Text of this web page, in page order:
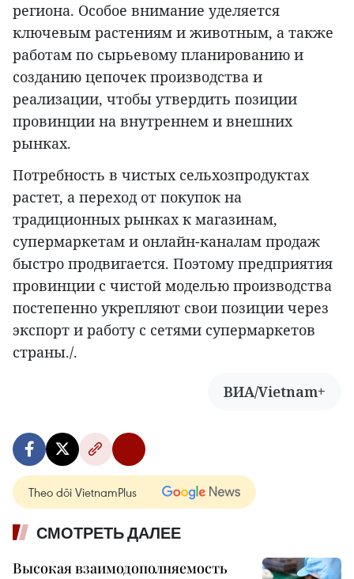
региона. Особое внимание уделяется
ключевым растениям и животным, а также
работам по сырьевому планированию и
созданию цепочек производства и
реализации, чтобы утвердить позиции
провинции на внутреннем и внешних
рынках.
Потребность в чистых сельхозпродуктах
растет, а переход от покупок на
традиционных рынках к магазинам,
супермаркетам и онлайн-каналам продаж
быстро продвигается. Поэтому предприятия
провинции с чистой моделью производства
постепенно укрепляют свои позиции через
экспорт и работу с сетями супермаркетов
страны./.
ВИА/Vietnam+
Theo dõi VietnamPlus
СМОТРЕТЬ ДАЛЕЕ
Высокая взаимодополняемость